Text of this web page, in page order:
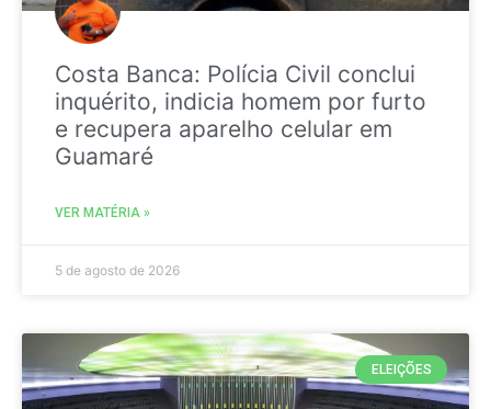
Costa Banca: Polícia Civil conclui
inquérito, indicia homem por furto
e recupera aparelho celular em
Guamaré
VER MATÉRIA »
5 de agosto de 2026
ELEIÇÕES